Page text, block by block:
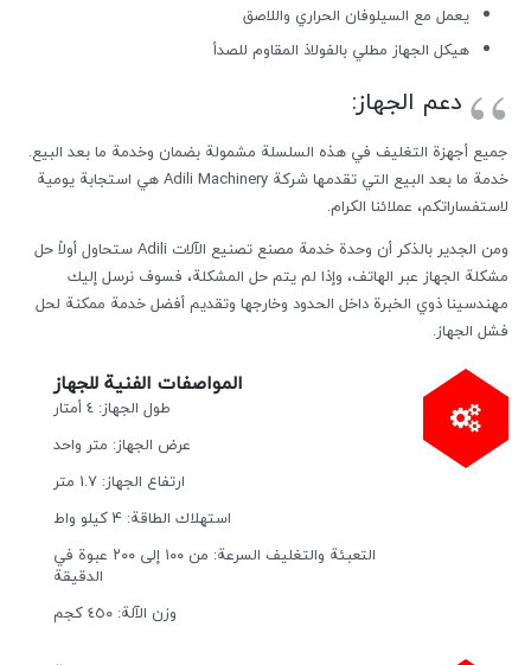
يعمل مع السيلوفان الحراري واللاصق
هيكل الجهاز مطلي بالفولاذ المقاوم للصدأ
دعم الجهاز:
جميع أجهزة التغليف في هذه السلسلة مشمولة بضمان وخدمة ما بعد البيع.
خدمة ما بعد البيع التي تقدمها شركة Adili Machinery هي استجابة يومية
لاستفساراتكم، عملائنا الكرام.
ومن الجدير بالذكر أن وحدة خدمة مصنع تصنيع الآلات Adili ستحاول أولاً حل
مشكلة الجهاز عبر الهاتف، وإذا لم يتم حل المشكلة، فسوف نرسل إليك
مهندسينا ذوي الخبرة داخل الحدود وخارجها وتقديم أفضل خدمة ممكنة لحل
فشل الجهاز.
المواصفات الفنية للجهاز
طول الجهاز: ٤ أمتار
عرض الجهاز: متر واحد
ارتفاع الجهاز: 1.7 متر
استهلاك الطاقة: 4 كيلو واط
التعبئة والتغليف السرعة: من ١٠٠ إلى ٢٠٠ عبوة في
الدقيقة
وزن الآلة: ٤٥٠ كجم